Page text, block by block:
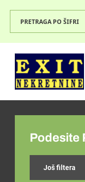
Podesite
Još filtera